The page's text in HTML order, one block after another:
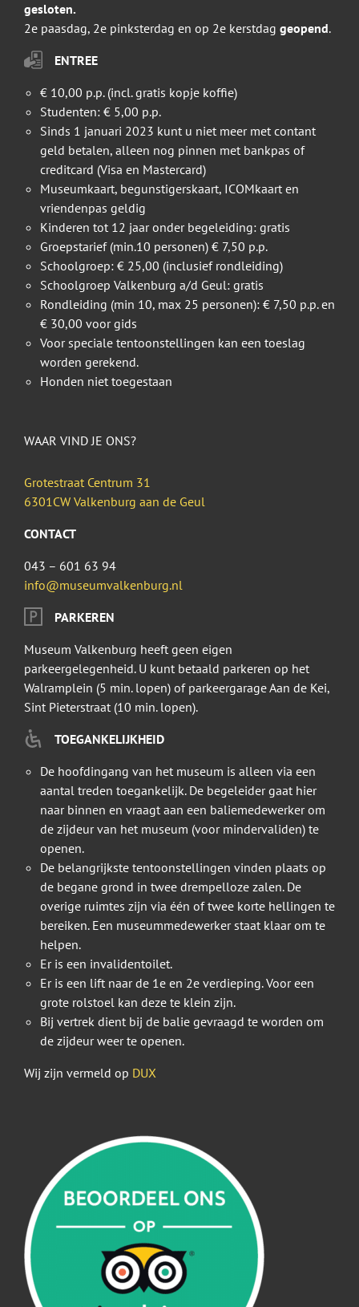
gesloten.
2e paasdag, 2e pinksterdag en op 2e kerstdag geopend.
ENTREE
€ 10,00 p.p. (incl. gratis kopje koffie)
Studenten: € 5,00 p.p.
Sinds 1 januari 2023 kunt u niet meer met contant
geld betalen, alleen nog pinnen met bankpas of
creditcard (Visa en Mastercard)
Museumkaart, begunstigerskaart, ICOMkaart en
vriendenpas geldig
Kinderen tot 12 jaar onder begeleiding: gratis
Groepstarief (min.10 personen) € 7,50 p.p.
Schoolgroep: € 25,00 (inclusief rondleiding)
Schoolgroep Valkenburg a/d Geul: gratis
Rondleiding (min 10, max 25 personen): € 7,50 p.p. en
€ 30,00 voor gids
Voor speciale tentoonstellingen kan een toeslag
worden gerekend.
Honden niet toegestaan
WAAR VIND JE ONS?
Grotestraat Centrum 31
6301CW Valkenburg aan de Geul
CONTACT
043 – 601 63 94
info@museumvalkenburg.nl
PARKEREN
Museum Valkenburg heeft geen eigen
parkeergelegenheid. U kunt betaald parkeren op het
Walramplein (5 min. lopen) of parkeergarage Aan de Kei,
Sint Pieterstraat (10 min. lopen).
TOEGANKELIJKHEID
De hoofdingang van het museum is alleen via een
aantal treden toegankelijk. De begeleider gaat hier
naar binnen en vraagt aan een baliemedewerker om
de zijdeur van het museum (voor mindervaliden) te
openen.
De belangrijkste tentoonstellingen vinden plaats op
de begane grond in twee drempelloze zalen. De
overige ruimtes zijn via één of twee korte hellingen te
bereiken. Een museummedewerker staat klaar om te
helpen.
Er is een invalidentoilet.
Er is een lift naar de 1e en 2e verdieping. Voor een
grote rolstoel kan deze te klein zijn.
Bij vertrek dient bij de balie gevraagd te worden om
de zijdeur weer te openen.
Wij zijn vermeld op DUX